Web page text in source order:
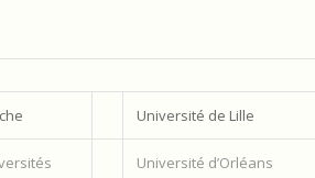
Université de Lille
Université d’Orléans